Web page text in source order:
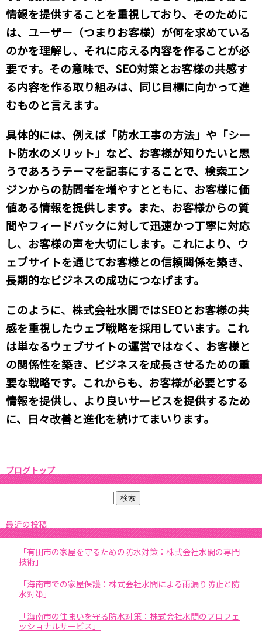
情報を提供することを重視しており、そのために
は、ユーザー（つまりお客様）が何を求めている
のかを理解し、それに応える内容を作ることが必
要です。その意味で、SEO対策とお客様の共感す
る内容を作る取り組みは、同じ目標に向かって進
むものと言えます。
具体的には、例えば「防水工事の方法」や「シー
ト防水のメリット」など、お客様が知りたいと思
うであろうテーマを記事にすることで、検索エン
ジンからの訪問者を増やすとともに、お客様に価
値ある情報を提供します。また、お客様からの質
問やフィードバックに対して迅速かつ丁寧に対応
し、お客様の声を大切にします。これにより、ウ
ェブサイトを通じてお客様との信頼関係を築き、
長期的なビジネスの成功につなげます。
このように、株式会社水間ではSEOとお客様の共
感を重視したウェブ戦略を採用しています。これ
は単なるウェブサイトの運営ではなく、お客様と
の関係性を築き、ビジネスを成長させるための重
要な戦略です。これからも、お客様が必要とする
情報を提供し、より良いサービスを提供するため
に、日々改善と進化を続けてまいります。
ブログトップ
最近の投稿
「有田市の家屋を守るための防水対策：株式会社水間の専門
技術」
「海南市での家屋保護：株式会社水間による雨漏り防止と防
水対策」
「海南市の住まいを守る防水対策：株式会社水間のプロフェ
ッショナルサービス」